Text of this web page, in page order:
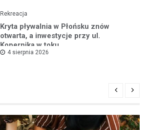
Rekreacja
Kryta pływalnia w Płońsku znów
otwarta, a inwestycje przy ul.
Kopernika w toku
4 sierpnia 2026